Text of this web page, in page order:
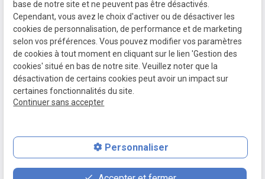
10 rue Fourcade
75015 Paris
Lundi - Mardi - Jeudi - Vendredi : 09h30 - 20h00,
Mercredi : 08h30 - 20h00
Mentions légales
Politique de confidentialité
Gestion des cookies
place contact_page phone
base de notre site et ne peuvent pas être désactivés.
Cependant, vous avez le choix d'activer ou de désactiver les
cookies de personnalisation, de performance et de marketing
selon vos préférences. Vous pouvez modifier vos paramètres
de cookies à tout moment en cliquant sur le lien 'Gestion des
cookies' situé en bas de notre site. Veuillez noter que la
désactivation de certains cookies peut avoir un impact sur
certaines fonctionnalités du site.
Continuer sans accepter
Personnaliser